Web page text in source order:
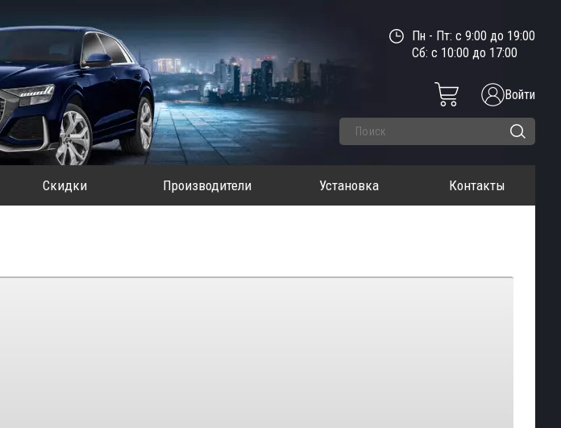
Пн - Пт: с 9:00 до 19:00
Сб: с 10:00 до 17:00
Войти
Скидки Производители Установка Контакты